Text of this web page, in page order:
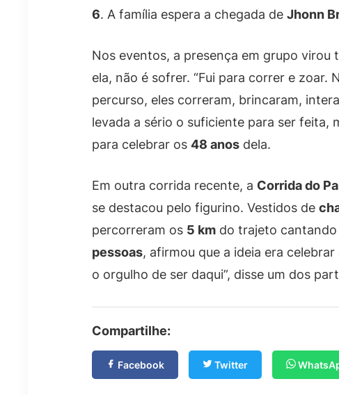
6. A família espera a chegada de Jhonn
Nos eventos, a presença em grupo virou
ela, não é sofrer. “Fui para correr e zoar.
percurso, eles correram, brincaram,
levada a sério o suficiente para ser feita,
para celebrar os 48 anos dela.
Em outra corrida recente, a Corrida do
se destacou pelo figurino. Vestidos de
percorreram os 5 km do trajeto
pessoas, afirmou que a ideia era
o orgulho de ser daqui”, disse um dos
Compartilhe:
Facebook Twitter